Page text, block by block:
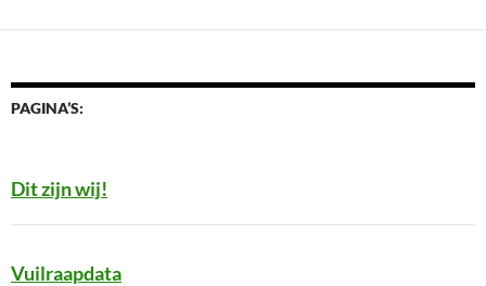
PAGINA’S:
Dit zijn wij!
Vuilraapdata